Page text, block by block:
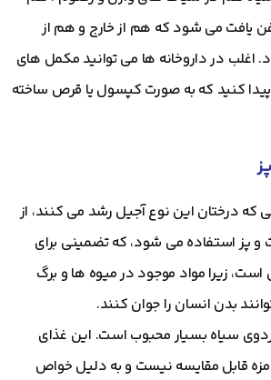
یافت می شود که هم از خارج و هم از
در داروخانه ها می توانید مکمل های
پیدا کنید که به صورت کپسول یا قرص ساخته
که درختان این نوع آجیل رشد می کنند، از
و پز استفاده می شود، که تضمینی برای
زیرا مواد موجود در میوه ها و برگ
بدن انسان را جوان کنند.
سیاه بسیار محبوب است. این غذای
قابل مقایسه نیست و به دلیل خواص